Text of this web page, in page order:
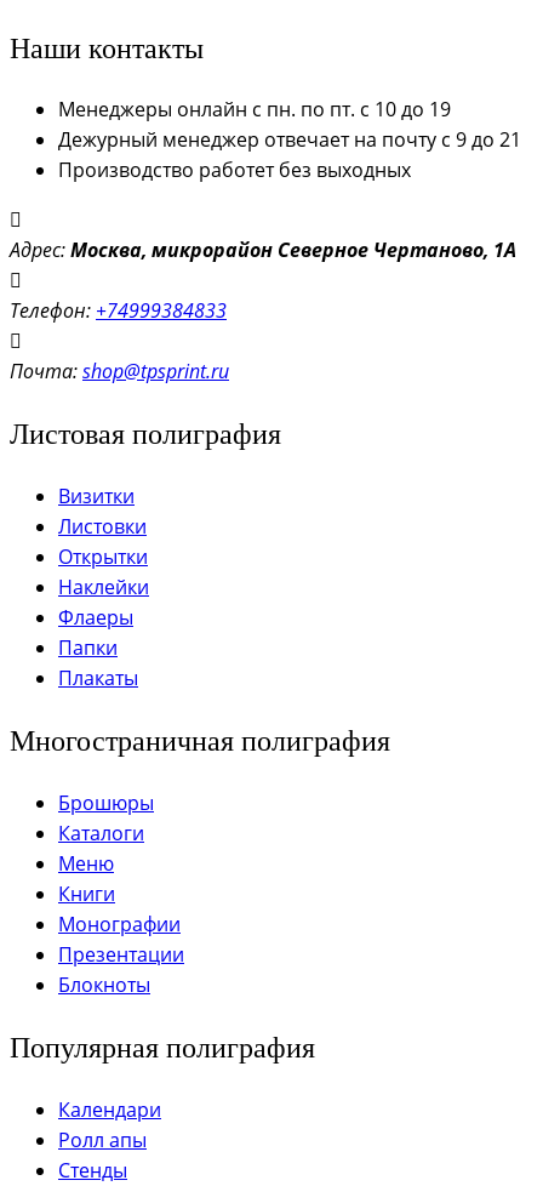
Наши контакты
Менеджеры онлайн с пн. по пт. с 10 до 19
Дежурный менеджер отвечает на почту с 9 до 21
Производство работет без выходных
Адрес:Москва, микрорайон Северное Чертаново, 1А
Телефон: +74999384833
Почта:shop@tpsprint.ru
Листовая полиграфия
Визитки
Листовки
Открытки
Наклейки
Флаеры
Папки
Плакаты
Многостраничная полиграфия
Брошюры
Каталоги
Меню
Книги
Монографии
Презентации
Блокноты
Популярная полиграфия
Календари
Ролл апы
Стенды